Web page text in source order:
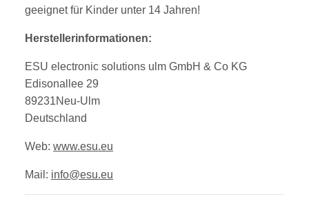
geeignet für Kinder unter 14 Jahren!
Herstellerinformationen:
ESU electronic solutions ulm GmbH & Co KG
Edisonallee 29
89231Neu-Ulm
Deutschland
Web: www.esu.eu
Mail: info@esu.eu